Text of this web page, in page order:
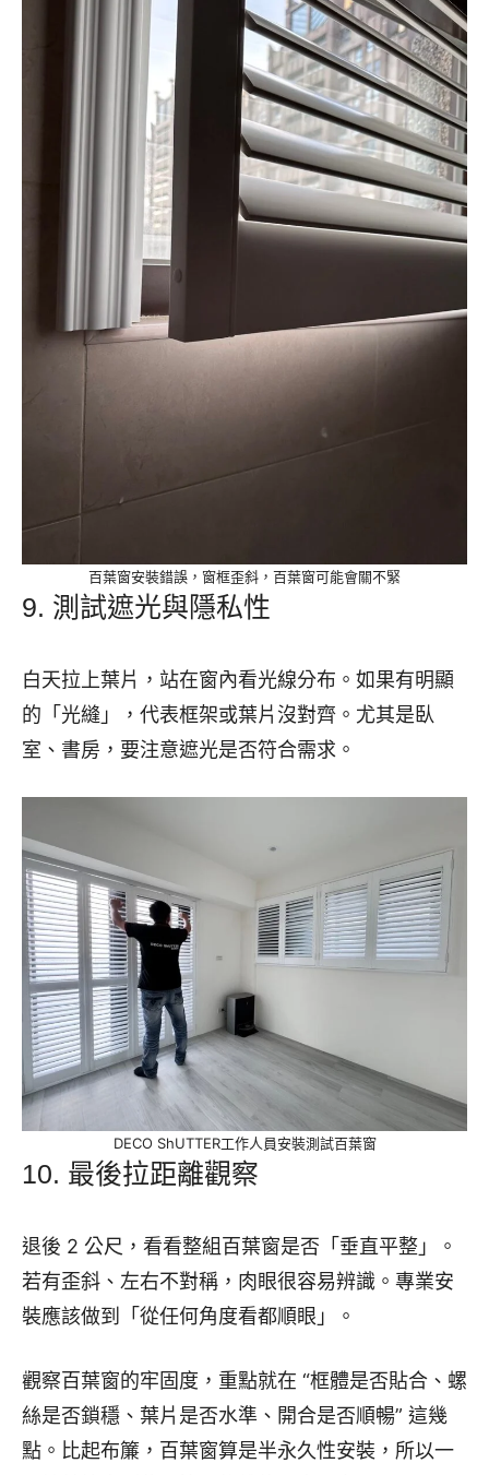
百葉窗安裝錯誤，窗框歪斜，百葉窗可能會關不緊
9. 測試遮光與隱私性
白天拉上葉片，站在窗內看光線分布。如果有明顯
的「光縫」，代表框架或葉片沒對齊。尤其是臥
室、書房，要注意遮光是否符合需求。
DECO ShUTTER工作人員安裝測試百葉窗
10. 最後拉距離觀察
退後 2 公尺，看看整組百葉窗是否「垂直平整」。
若有歪斜、左右不對稱，肉眼很容易辨識。專業安
裝應該做到「從任何角度看都順眼」。
觀察百葉窗的牢固度，重點就在 “框體是否貼合、螺
絲是否鎖穩、葉片是否水準、開合是否順暢” 這幾
點。比起布簾，百葉窗算是半永久性安裝，所以一